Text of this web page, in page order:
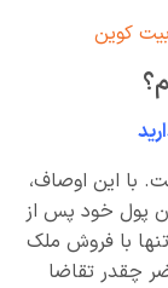
کوین
با این اوصاف،
پول خود پس از
با فروش ملک
چقدر تقاضا